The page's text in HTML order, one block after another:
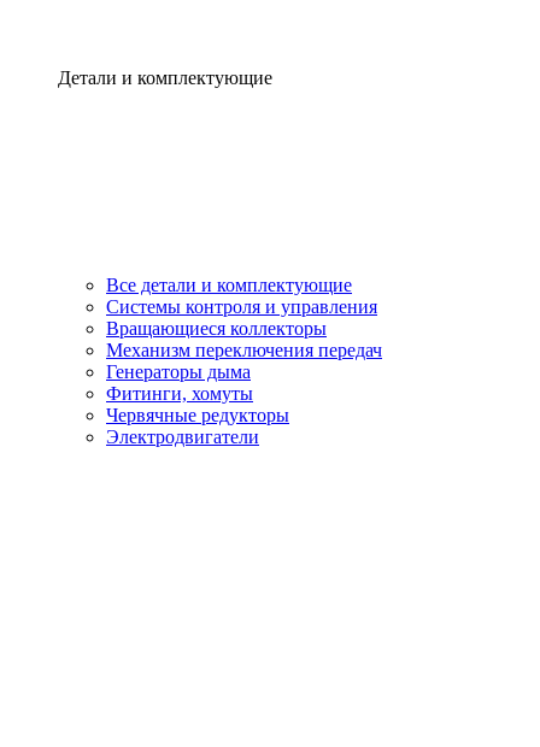
Детали и комплектующие
Все детали и комплектующие
Системы контроля и управления
Вращающиеся коллекторы
Механизм переключения передач
Генераторы дыма
Фитинги, хомуты
Червячные редукторы
Электродвигатели